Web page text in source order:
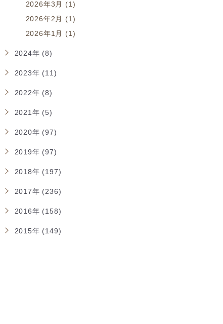
2026年3月 (1)
2026年2月 (1)
2026年1月 (1)
2024年 (8)
2023年 (11)
2022年 (8)
2021年 (5)
2020年 (97)
2019年 (97)
2018年 (197)
2017年 (236)
2016年 (158)
2015年 (149)